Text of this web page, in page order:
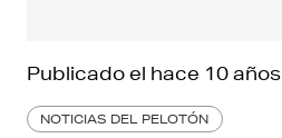
Publicado el hace 10 años
NOTICIAS DEL PELOTÓN